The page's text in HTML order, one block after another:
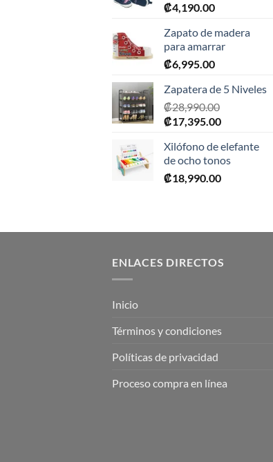
₡4,190.00
Zapato de madera
para amarrar
₡6,995.00
Zapatera de 5 Niveles
₡28,990.00
El
original
era:
₡28,990.00.
₡17,395.00El
actual
es:
₡17,395.00.
Xilófono de elefante
de ocho tonos
₡18,990.00
ENLACES DIRECTOS
Inicio
Términos y condiciones
Políticas de privacidad
Proceso compra en línea